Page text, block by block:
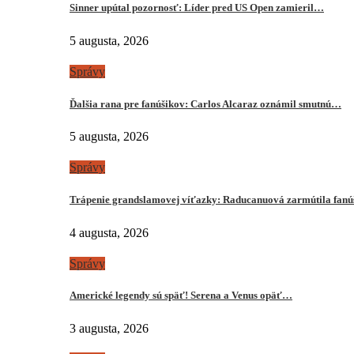
Sinner upútal pozornosť: Líder pred US Open zamieril…
5 augusta, 2026
Správy
Ďalšia rana pre fanúšikov: Carlos Alcaraz oznámil smutnú…
5 augusta, 2026
Správy
Trápenie grandslamovej víťazky: Raducanuová zarmútila
4 augusta, 2026
Správy
Americké legendy sú späť! Serena a Venus opäť…
3 augusta, 2026